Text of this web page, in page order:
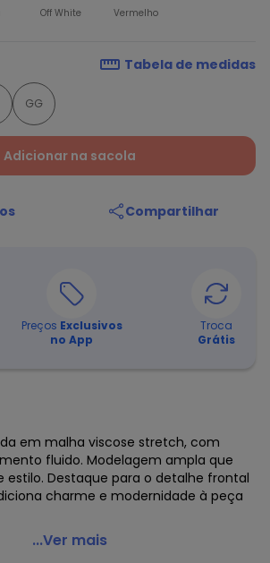
Off White Vermelho
Tabela de medidas
GG
Adicionar na sacola
Compartilhar
Preços Exclusivos
no App
Troca
Grátis
em malha viscose stretch, com
fluido. Modelagem ampla que
Destaque para o detalhe frontal
charme e modernidade à peça
com Franzido Preto
...Ver mais